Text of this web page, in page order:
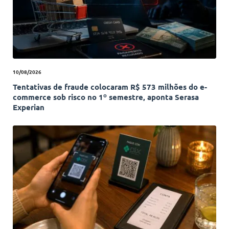
10/08/2026
Tentativas de fraude colocaram R$ 573 milhões do e-
commerce sob risco no 1º semestre, aponta Serasa
Experian